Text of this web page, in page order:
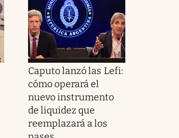
Caputo lanzó las Lefi:
cómo operará el
nuevo instrumento
de liquidez que
reemplazará a los